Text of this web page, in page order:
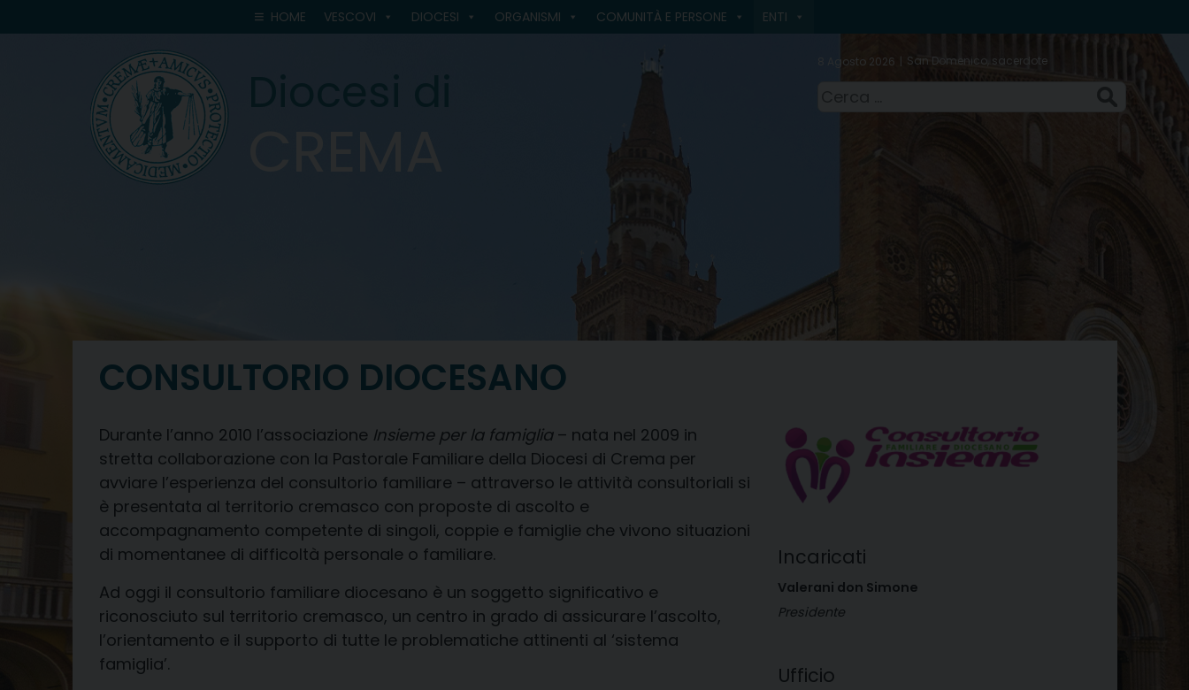
HOME VESCOVI DIOCESI ORGANISMI COMUNITÀ E PERSONE ENTI
8 Agosto 2026 San Domenico, sacerdote
per:
CONSULTORIO DIOCESANO
Durante l’anno 2010 l’associazione Insieme per la famiglia– nata nel 2009 in
stretta collaborazione con la Pastorale Familiare della Diocesi di Crema per
avviare l’esperienza del consultorio familiare – attraverso le attività consultoriali si
è presentata al territorio cremasco con proposte di ascolto e
accompagnamento competente di singoli, coppie e famiglie che vivono situazioni
di momentanee di difficoltà personale o familiare.
Ad oggi il consultorio familiare diocesano è un soggetto significativo e
riconosciuto sul territorio cremasco, un centro in grado di assicurare l’ascolto,
l’orientamento e il supporto di tutte le problematiche attinenti al ‘sistema
famiglia’.
Incaricati
Valerani don Simone
Presidente
Ufficio